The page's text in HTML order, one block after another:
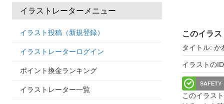
イラストレーターメニュー
イラスト投稿（新規登録）
イラストレーターログイン
ポイント換金ランキング
イラストレーター一覧
このイラ
タイトル:
イラストの
SAFETY
このイラス